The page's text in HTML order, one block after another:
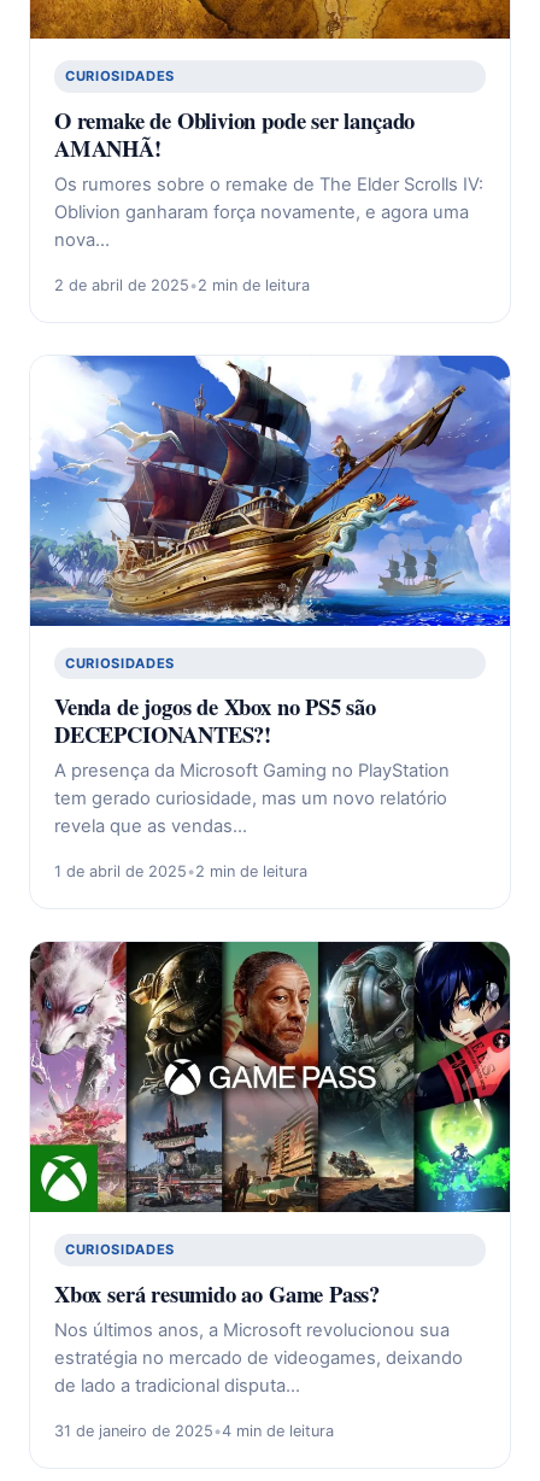
CURIOSIDADES
O remake de Oblivion pode ser lançado
AMANHÃ!
Os rumores sobre o remake de The Elder Scrolls IV:
Oblivion ganharam força novamente, e agora uma
nova…
2 de abril de 2025•2 min de leitura
CURIOSIDADES
Venda de jogos de Xbox no PS5 são
DECEPCIONANTES?!
A presença da Microsoft Gaming no PlayStation
tem gerado curiosidade, mas um novo relatório
revela que as vendas…
1 de abril de 2025•2 min de leitura
CURIOSIDADES
Xbox será resumido ao Game Pass?
Nos últimos anos, a Microsoft revolucionou sua
estratégia no mercado de videogames, deixando
de lado a tradicional disputa…
31 de janeiro de 2025•4 min de leitura